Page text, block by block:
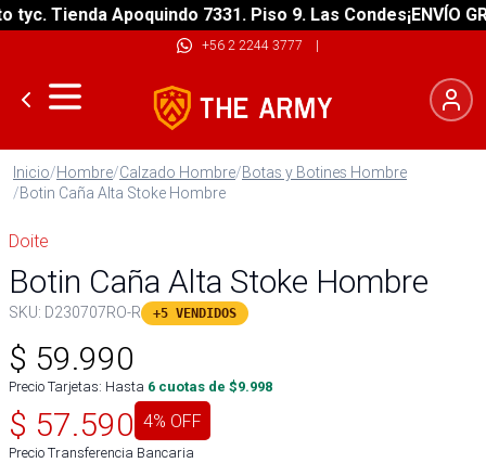
Tienda Apoquindo 7331. Piso 9. Las Condes¡ENVÍO
+56 2 2244 3777 |
Inicio/Hombre/Calzado Hombre/Botas y Botines Hombre
/Botin Caña Alta Stoke Hombre
Doite
Botin Caña Alta Stoke Hombre
SKU: D230707RO-R +5 VENDIDOS
$ 59.990
Precio Tarjetas: Hasta 6 cuotas de $9.998
$ 57.590 4% OFF
Precio Transferencia Bancaria